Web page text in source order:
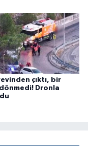
çıktı, bir
Dronla